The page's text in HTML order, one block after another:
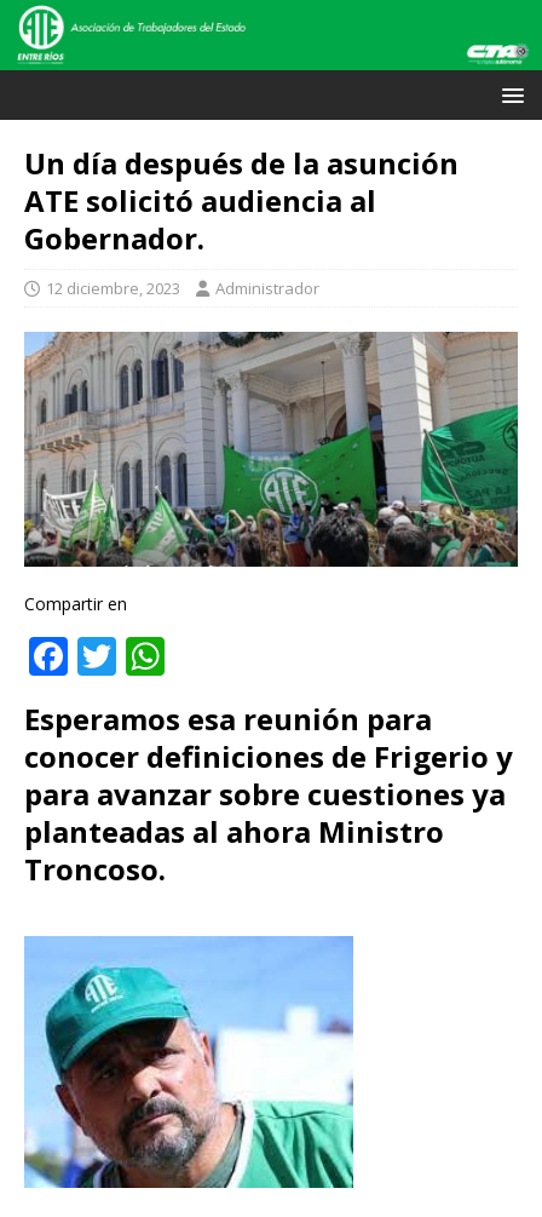
Un día después de la asunción
ATE solicitó audiencia al
Gobernador.
12 diciembre, 2023 Administrador
Compartir en
F
c
e
b
o
o
k
T
it
te
r
at
s
A
p
Esperamos esa reunión para
conocer definiciones de Frigerio y
para avanzar sobre cuestiones ya
planteadas al ahora Ministro
Troncoso.